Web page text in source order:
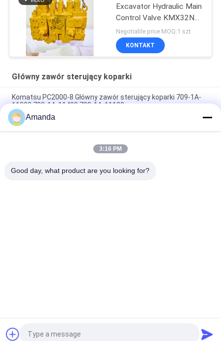
Excavator Hydraulic Main
Control Valve KMX32NA
High Quality
Negotiable price MOQ:1 szt
KONTAKT
Główny zawór sterujący koparki
Komatsu PC2000-8 Główny zawór sterujący koparki 709-1A-
11300 709-1A-11400 709-1A-11100
PC160LC-7 PC160-7 Wynęgarka z zawórami sterującymi
Komatsu, 723-57-16100 Główne części wykopalni
VOE14541591 Główny zawór sterujący koparki dla Volvo
Poprosić o wycenę
Amanda
3:16 PM
Good day, what product are you looking for?